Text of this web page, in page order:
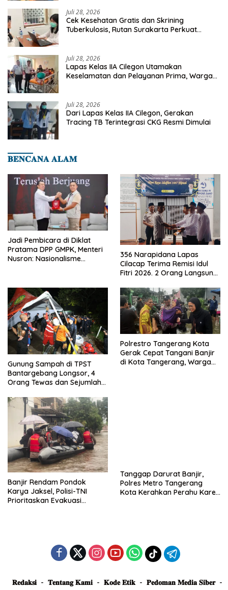
Juli 28, 2026
Cek Kesehatan Gratis dan Skrining
Tuberkulosis, Rutan Surakarta Perkuat
Juli 28, 2026
Lapas Kelas IIA Cilegon Utamakan
Keselamatan dan Pelayanan Prima, Warga
Juli 28, 2026
Dari Lapas Kelas IIA Cilegon, Gerakan
Tracing TB Terintegrasi CKG Resmi Dimulai
𝐁𝐄𝐍𝐂𝐀𝐍𝐀 𝐀𝐋𝐀𝐌
Jadi Pembicara di Diklat
Pratama DPP GMPK, Menteri
Nusron: Nasionalisme
356 Narapidana Lapas
Cilacap Terima Remisi Idul
Fitri 2026. 2 Orang Langsung
Gunung Sampah di TPST
Bantargebang Longsor, 4
Orang Tewas dan Sejumlah
Polrestro Tangerang Kota
Gerak Cepat Tangani Banjir
di Kota Tangerang, Warga
Banjir Rendam Pondok
Karya Jaksel, Polisi-TNI
Prioritaskan Evakuasi
Tanggap Darurat Banjir,
Polres Metro Tangerang
Kota Kerahkan Perahu Karet
𝐑𝐞𝐝𝐚𝐤𝐬𝐢 𝐓𝐞𝐧𝐭𝐚𝐧𝐠 𝐊𝐚𝐦𝐢 𝐊𝐨𝐝𝐞 𝐄𝐭𝐢𝐤
𝐏𝐞𝐝𝐨𝐦𝐚𝐧 𝐌𝐞𝐝𝐢𝐚 𝐒𝐢𝐛𝐞𝐫